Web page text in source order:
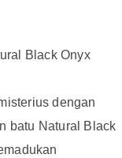
Black Onyx
dengan
batu Natural Black